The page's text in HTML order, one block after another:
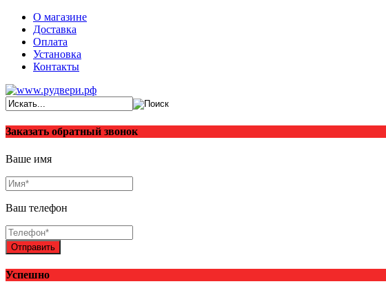
О магазине
Доставка
Оплата
Установка
Контакты
Заказать обратный звонок
Ваше имя
Ваш телефон
Отправить
Успешно